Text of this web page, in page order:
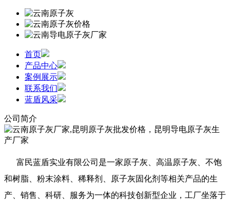
首页
产品中心
案例展示
联系我们
蓝盾风采
公司简介
富民蓝盾实业有限公司是一家原子灰、高温原子灰、不饱
和树脂、粉末涂料、稀释剂、原子灰固化剂等相关产品的生
产、销售、科研、服务为一体的科技创新型企业，工厂坐落于